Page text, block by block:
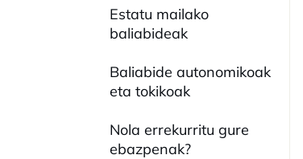
Estatu mailako
baliabideak
Baliabide autonomikoak
eta tokikoak
Nola errekurritu gure
ebazpenak?